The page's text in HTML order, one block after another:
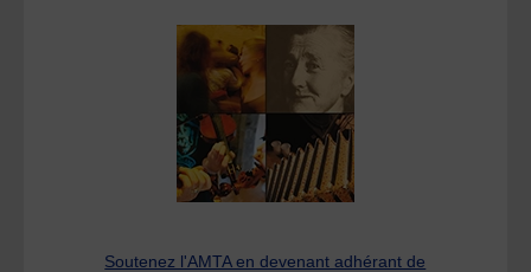
Soutenez l'AMTA en devenant adhérant de